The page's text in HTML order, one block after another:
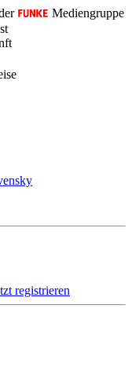
Mediengruppe
registrieren